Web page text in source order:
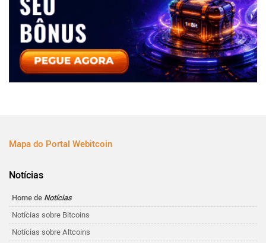
Mapa do Portal Webitcoin
Notícias
Home de Notícias
Notícias sobre Bitcoins
Notícias sobre Altcoins